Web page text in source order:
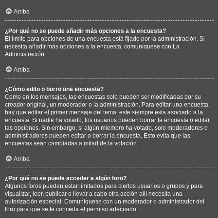
Arriba
¿Por qué no se puede añadir más opciones a la encuesta?
El límite para opciones de una encuesta está fijado por la administración. Si
necesita añadir más opciones a la encuesta, comuníquese con La
Administración.
Arriba
¿Cómo edito o borro una encuesta?
Como en los mensajes, las encuestas solo pueden ser modificadas por su
creador original, un moderador o la administración. Para editar una encuesta,
hay que editar el primer mensaje del tema; este siempre esta asociado a la
encuesta. Si nadie ha votado, los usuarios pueden borrar la encuesta o editar
las opciones. Sin embargo, si algún miembro ha votado, solo moderadores o
administradores pueden editar o borrar la encuesta. Esto evita que las
encuestas sean cambiadas a mitad de la votación.
Arriba
¿Por qué no se puede acceder a algún foro?
Algunos foros pueden estar limitados para ciertos usuarios o grupos y para
visualizar, leer, publicar o llevar a cabo otra acción allí necesita una
autorización especial. Comuníquese con un moderador o administrador del
foro para que se le conceda el permiso adecuado.